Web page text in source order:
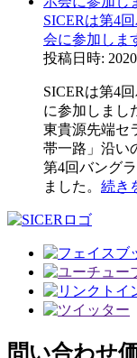
SICERは第4
会に参加しま
投稿日時:
SICERは第4
に参加しまし
東貴源先端セ
帯一路」沿い
第4回バング
ました。 続き
問い合わせ